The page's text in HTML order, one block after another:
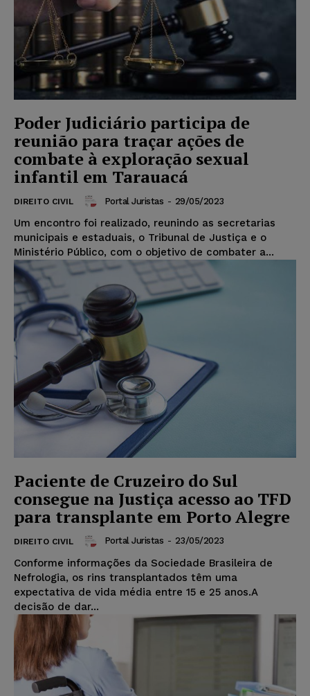
Poder Judiciário participa de
reunião para traçar ações de
combate à exploração sexual
infantil em Tarauacá
DIREITO CIVIL Portal Juristas - 29/05/2023
Um encontro foi realizado, reunindo as secretarias
municipais e estaduais, o Tribunal de Justiça e o
Ministério Público, com o objetivo de combater a...
Paciente de Cruzeiro do Sul
consegue na Justiça acesso ao TFD
para transplante em Porto Alegre
DIREITO CIVIL Portal Juristas - 23/05/2023
Conforme informações da Sociedade Brasileira de
Nefrologia, os rins transplantados têm uma
expectativa de vida média entre 15 e 25 anos.A
decisão de dar...